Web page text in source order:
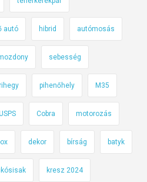
autó hibrid autómosás
sebesség
pihenőhely M35
Cobra motorozás
dekor bírság batyk
kresz 2024